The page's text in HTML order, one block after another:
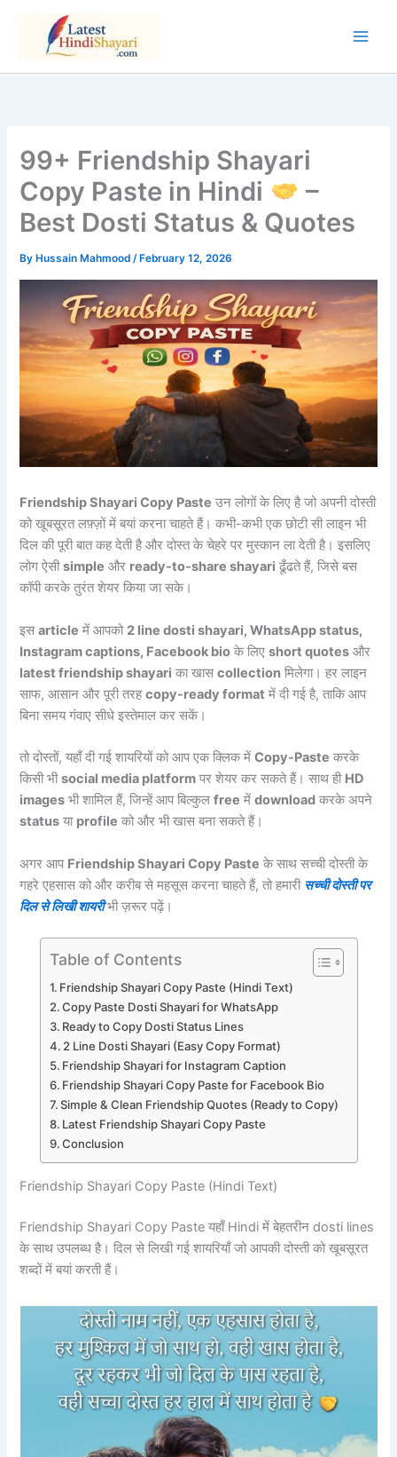
99+ Friendship Shayari
Copy Paste in Hindi
–
Best Dosti Status & Quotes
By Hussain Mahmood/ February 12, 2026
Friendship Shayari Copy Paste उन लोगों के लिए है जो अपनी दोस्ती
को खूबसूरत लफ़्ज़ों में बयां करना चाहते हैं। कभी-कभी एक छोटी सी लाइन भी
दिल की पूरी बात कह देती है और दोस्त के चेहरे पर मुस्कान ला देती है। इसलिए
लोग ऐसीsimple और ready-to-share shayari ढूँढते हैं, जिसे बस
कॉपी करके तुरंत शेयर किया जा सके।
इसarticle में आपको 2 line dosti shayari, WhatsApp status,
Instagram captions, Facebook bio के लिएshort quotes और
latest friendship shayari का खासcollection मिलेगा। हर लाइन
साफ, आसान और पूरी तरहcopy-ready format में दी गई है, ताकि आप
बिना समय गंवाए सीधे इस्तेमाल कर सकें।
तो दोस्तों, यहाँ दी गई शायरियों को आप एक क्लिक मेंCopy-Paste करके
किसी भीsocial media platform पर शेयर कर सकते हैं। साथ ही HD
images भी शामिल हैं, जिन्हें आप बिल्कुलfree मेंdownload करके अपने
status या profile को और भी खास बना सकते हैं।
अगर आप Friendship Shayari Copy Paste के साथ सच्ची दोस्ती के
गहरे एहसास को और करीब से महसूस करना चाहते हैं, तो हमारी सच्ची दोस्ती पर
दिल से लिखी शायरीभी ज़रूर पढ़ें।
Table of Contents
Friendship Shayari Copy Paste (Hindi Text)
Copy Paste Dosti Shayari for WhatsApp
Ready to Copy Dosti Status Lines
2 Line Dosti Shayari (Easy Copy Format)
Friendship Shayari for Instagram Caption
Friendship Shayari Copy Paste for Facebook Bio
Simple & Clean Friendship Quotes (Ready to Copy)
Latest Friendship Shayari Copy Paste
Conclusion
Friendship Shayari Copy Paste (Hindi Text)
Friendship Shayari Copy Paste यहाँ Hindi में बेहतरीन dosti lines
के साथ उपलब्ध है। दिल से लिखी गई शायरियाँ जो आपकी दोस्ती को खूबसूरत
शब्दों में बयां करती हैं।